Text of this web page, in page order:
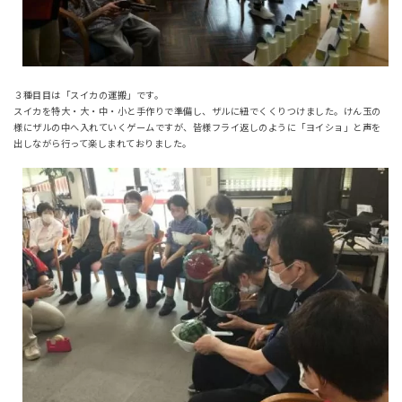
３種目目は「スイカの運搬」です。
スイカを特大・大・中・小と手作りで準備し、ザルに紐でくくりつけました。けん玉の
様にザルの中へ入れていくゲームですが、皆様フライ返しのように「ヨイショ」と声を
出しながら行って楽しまれておりました。